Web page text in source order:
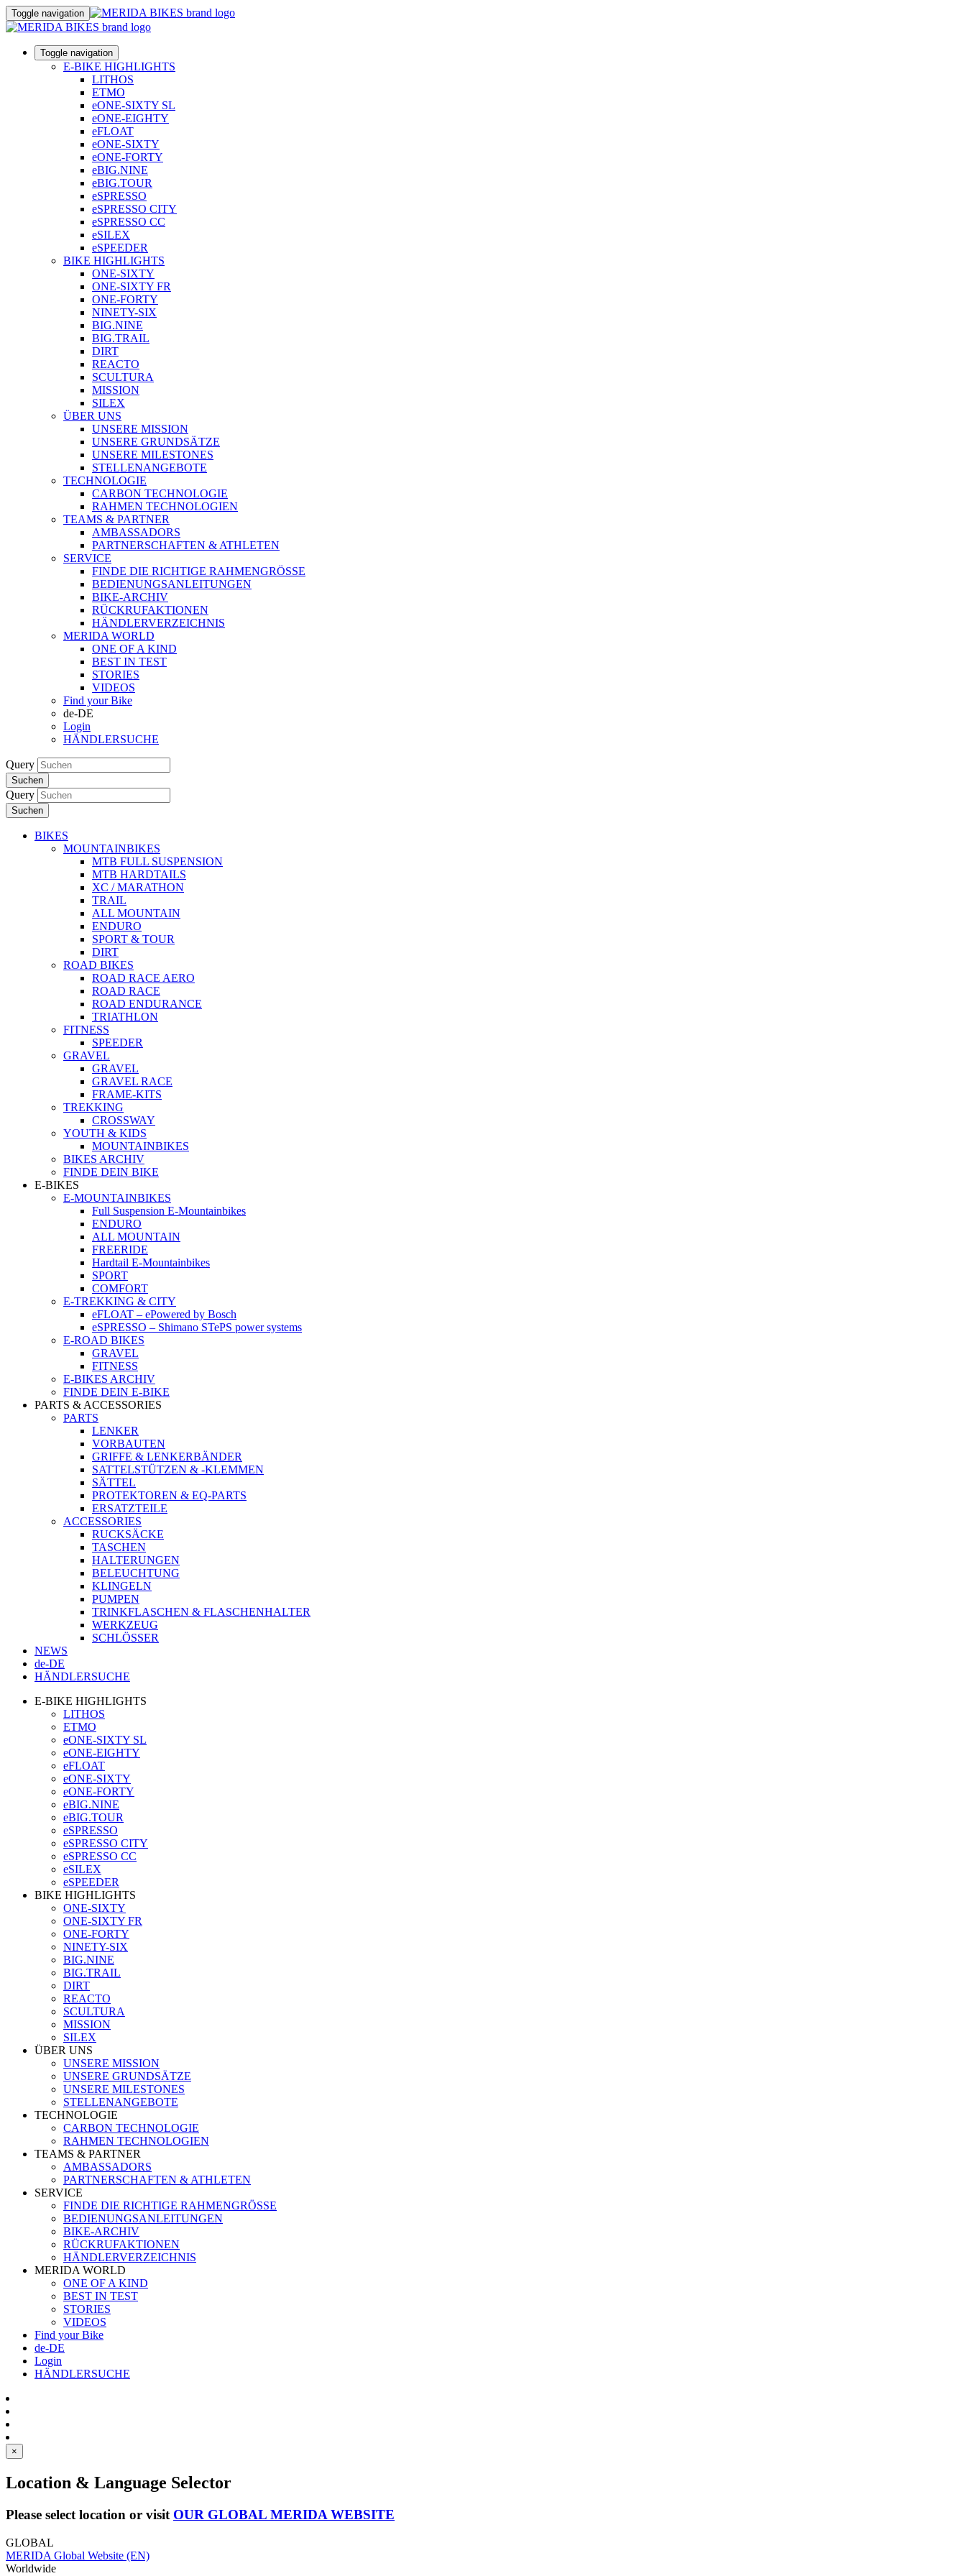
Toggle navigation
Toggle navigation
E-BIKE HIGHLIGHTS
LITHOS
ETMO
eONE-SIXTY SL
eONE-EIGHTY
eFLOAT
eONE-SIXTY
eONE-FORTY
eBIG.NINE
eBIG.TOUR
eSPRESSO
eSPRESSO CITY
eSPRESSO CC
eSILEX
eSPEEDER
BIKE HIGHLIGHTS
ONE-SIXTY
ONE-SIXTY FR
ONE-FORTY
NINETY-SIX
BIG.NINE
BIG.TRAIL
DIRT
REACTO
SCULTURA
MISSION
SILEX
ÜBER UNS
UNSERE MISSION
UNSERE GRUNDSÄTZE
UNSERE MILESTONES
STELLENANGEBOTE
TECHNOLOGIE
CARBON TECHNOLOGIE
RAHMEN TECHNOLOGIEN
TEAMS & PARTNER
AMBASSADORS
PARTNERSCHAFTEN & ATHLETEN
SERVICE
FINDE DIE RICHTIGE RAHMENGRÖSSE
BEDIENUNGSANLEITUNGEN
BIKE-ARCHIV
RÜCKRUFAKTIONEN
HÄNDLERVERZEICHNIS
MERIDA WORLD
ONE OF A KIND
BEST IN TEST
STORIES
VIDEOS
Find your Bike
de-DE
Login
HÄNDLERSUCHE
Query
Suchen
Query
Suchen
BIKES
MOUNTAINBIKES
MTB FULL SUSPENSION
MTB HARDTAILS
XC / MARATHON
TRAIL
ALL MOUNTAIN
ENDURO
SPORT & TOUR
DIRT
ROAD BIKES
ROAD RACE AERO
ROAD RACE
ROAD ENDURANCE
TRIATHLON
FITNESS
SPEEDER
GRAVEL
GRAVEL
GRAVEL RACE
FRAME-KITS
TREKKING
CROSSWAY
YOUTH & KIDS
MOUNTAINBIKES
BIKES ARCHIV
FINDE DEIN BIKE
E-BIKES
E-MOUNTAINBIKES
Full Suspension E-Mountainbikes
ENDURO
ALL MOUNTAIN
FREERIDE
Hardtail E-Mountainbikes
SPORT
COMFORT
E-TREKKING & CITY
eFLOAT – ePowered by Bosch
eSPRESSO – Shimano STePS power systems
E-ROAD BIKES
GRAVEL
FITNESS
E-BIKES ARCHIV
FINDE DEIN E-BIKE
PARTS & ACCESSORIES
PARTS
LENKER
VORBAUTEN
GRIFFE & LENKERBÄNDER
SATTELSTÜTZEN & -KLEMMEN
SÄTTEL
PROTEKTOREN & EQ-PARTS
ERSATZTEILE
ACCESSORIES
RUCKSÄCKE
TASCHEN
HALTERUNGEN
BELEUCHTUNG
KLINGELN
PUMPEN
TRINKFLASCHEN & FLASCHENHALTER
WERKZEUG
SCHLÖSSER
NEWS
de-DE
HÄNDLERSUCHE
E-BIKE HIGHLIGHTS
LITHOS
ETMO
eONE-SIXTY SL
eONE-EIGHTY
eFLOAT
eONE-SIXTY
eONE-FORTY
eBIG.NINE
eBIG.TOUR
eSPRESSO
eSPRESSO CITY
eSPRESSO CC
eSILEX
eSPEEDER
BIKE HIGHLIGHTS
ONE-SIXTY
ONE-SIXTY FR
ONE-FORTY
NINETY-SIX
BIG.NINE
BIG.TRAIL
DIRT
REACTO
SCULTURA
MISSION
SILEX
ÜBER UNS
UNSERE MISSION
UNSERE GRUNDSÄTZE
UNSERE MILESTONES
STELLENANGEBOTE
TECHNOLOGIE
CARBON TECHNOLOGIE
RAHMEN TECHNOLOGIEN
TEAMS & PARTNER
AMBASSADORS
PARTNERSCHAFTEN & ATHLETEN
SERVICE
FINDE DIE RICHTIGE RAHMENGRÖSSE
BEDIENUNGSANLEITUNGEN
BIKE-ARCHIV
RÜCKRUFAKTIONEN
HÄNDLERVERZEICHNIS
MERIDA WORLD
ONE OF A KIND
BEST IN TEST
STORIES
VIDEOS
Find your Bike
de-DE
Login
HÄNDLERSUCHE
×
Location & Language Selector
Please select location or visit OUR GLOBAL MERIDA WEBSITE
GLOBAL
MERIDA Global Website (EN)
Worldwide